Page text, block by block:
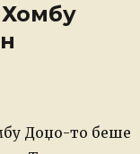
Доџо-то беше